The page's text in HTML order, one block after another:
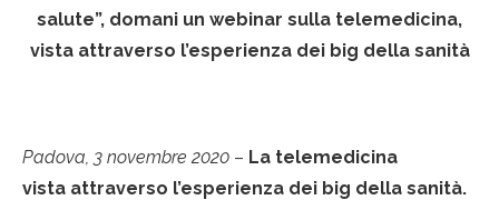
salute”, domani un webinar sulla telemedicina,
vista attraverso l’esperienza dei big della sanità
Padova, 3 novembre 2020 – La telemedicina
vista attraverso l’esperienza dei big della sanità.